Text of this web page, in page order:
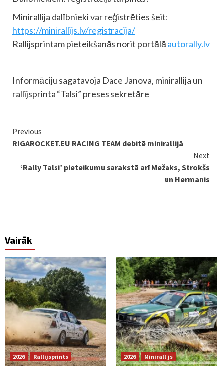
Minirallija dalībnieki var reģistrēties šeit:
https://minirallijs.lv/registracija/
Rallijsprintam pieteikšanās norit portālā autorally.lv
Informāciju sagatavoja Dace Janova, minirallija un
rallijsprinta “Talsi” preses sekretāre
Continue
Reading
Previous
RIGAROCKET.EU RACING TEAM debitē minirallijā
Next
‘Rally Talsi’ pieteikumu sarakstā arī Mežaks, Strokšs
un Hermanis
Vairāk
2026 Rallijsprints 2026 Minirallijs